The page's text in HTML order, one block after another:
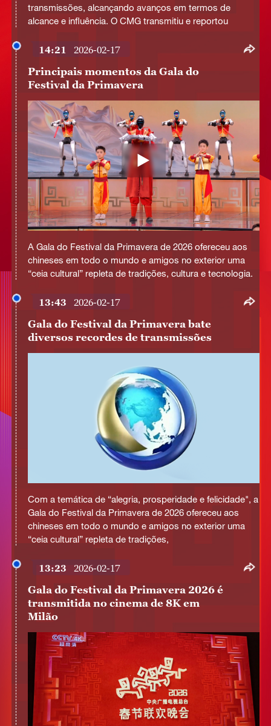
transmissões, alcançando avanços em termos de
alcance e influência. O CMG transmitiu e reportou
14:21 2026-02-17
Principais momentos da Gala do
Festival da Primavera
A Gala do Festival da Primavera de 2026 ofereceu aos
chineses em todo o mundo e amigos no exterior uma
“ceia cultural” repleta de tradições, cultura e tecnologia.
13:43 2026-02-17
Gala do Festival da Primavera bate
diversos recordes de transmissões
a
modal
window.
No compatible source was found for this media.
Com a temática de “alegria, prosperidade e felicidade", a
Gala do Festival da Primavera de 2026 ofereceu aos
chineses em todo o mundo e amigos no exterior uma
“ceia cultural” repleta de tradições,
13:23 2026-02-17
Gala do Festival da Primavera 2026 é
transmitida no cinema de 8K em
Milão